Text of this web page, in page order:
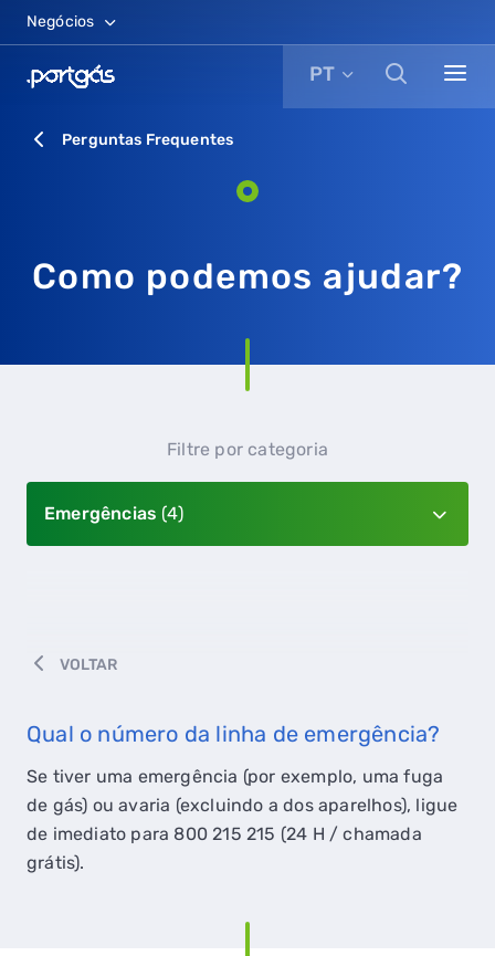
Negócios
PT
Perguntas Frequentes
Como podemos ajudar?
Emergências (4)
Filtre por categoria
VOLTAR
Qual o número da linha de emergência?
Se tiver uma emergência (por exemplo, uma fuga
de gás) ou avaria (excluindo a dos aparelhos), ligue
de imediato para 800 215 215 (24 H / chamada
grátis).